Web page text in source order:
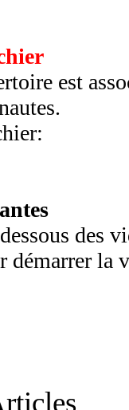
est
des
démarrer la